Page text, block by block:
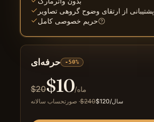
حرفه‌ای -50%
$20$10 /ماه
صورتحساب سالانه ·$240$120 /سال
پشتیبانی از ارتقای وضوح گروهی تصاویر
حریم خصوصی کامل